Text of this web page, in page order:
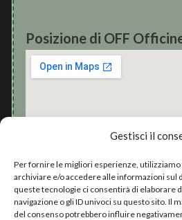
Gestisci il
Per fornire le migliori esperienze,
archiviare e/o accedere alle informazioni sul
queste tecnologie ci consentirà di elaborare
navigazione o gli ID univoci su questo sito. Il
del consenso potrebbero influire
Posizione di OFF